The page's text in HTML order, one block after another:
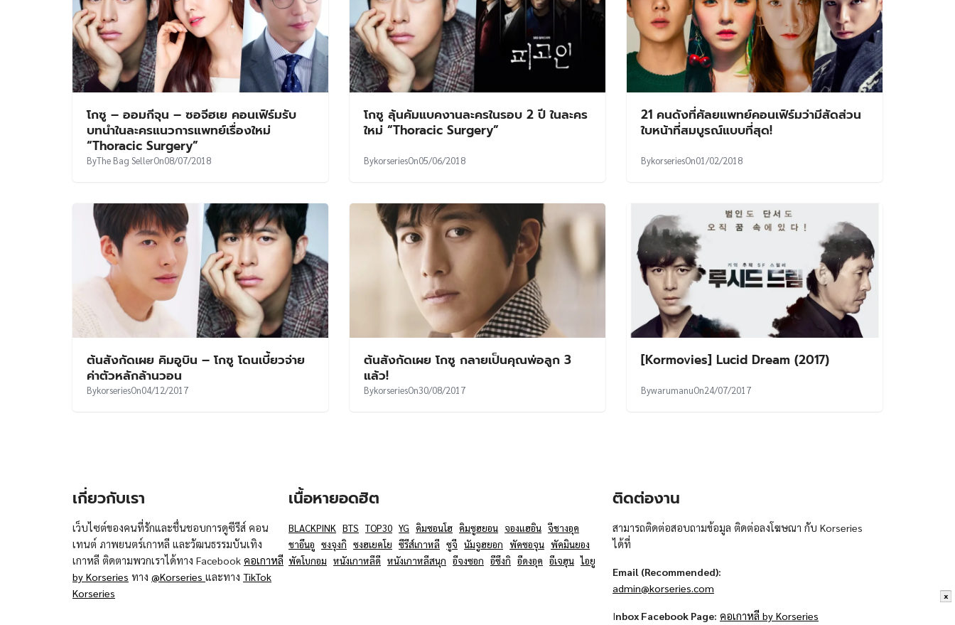
x
โกซู – ออมกีจุน – ซอจีฮเย คอนเฟิร์มรับ
บทนำในละครแนวการแพทย์เรื่องใหม่
“Thoracic Surgery”
ByThe Bag SellerOn08/07/2018
โกซู ลุ้นคัมแบคงานละครในรอบ 2 ปี ในละคร
ใหม่ “Thoracic Surgery”
BykorseriesOn05/06/2018
21 คนดังที่ศัลยแพทย์คอนเฟิร์มว่ามีสัดส่วน
ใบหน้าที่สมบูรณ์แบบที่สุด!
BykorseriesOn01/02/2018
ต้นสังกัดเผย คิมอูบิน – โกซู โดนเบี้ยวจ่าย
ค่าตัวหลักล้านวอน
BykorseriesOn04/12/2017
ต้นสังกัดเผย โกซู กลายเป็นคุณพ่อลูก 3
แล้ว!
BykorseriesOn30/08/2017
[Kormovies] Lucid Dream (2017)
BywarumanuOn24/07/2017
เกี่ยวกับเรา
เว็บไซต์ของคนที่รักและชื่นชอบการดูซีรีส์ คอน
เทนต์ ภาพยนตร์เกาหลี และวัฒนธรรมบันเทิง
เกาหลี ติดตามพวกเราได้ทาง Facebook คอเกาหลี
by Korseries ทาง @Korseries และทาง TikTok
Korseries
เนื้อหายอดฮิต
BLACKPINK BTS TOP30 YG คิมซอนโฮ คิมซูฮยอน จองแฮอิน จีชางอุค
ชาอึนอู ซงจุงกิ ซงฮเยคโย ซีรีส์เกาหลี ซูจี นัมจูฮยอก พัคซอจุน พัคมินยอง
พัคโบกอม หนังเกาหลีดี หนังเกาหลีสนุก อีจงซอก อีซึงกิ อีดงอุค อีเจฮุน ไอยู
ติดต่องาน
สามารถติดต่อสอบถามข้อมูล ติดต่อลงโฆษณา กับ Korseries
ได้ที่
Email (Recommended):
admin@korseries.com
Inbox Facebook Page: คอเกาหลี by Korseries